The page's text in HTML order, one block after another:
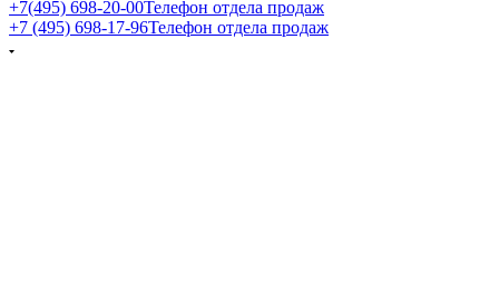
+7(495) 698-20-00Телефон отдела продаж
+7 (495) 698-17-96Телефон отдела продаж